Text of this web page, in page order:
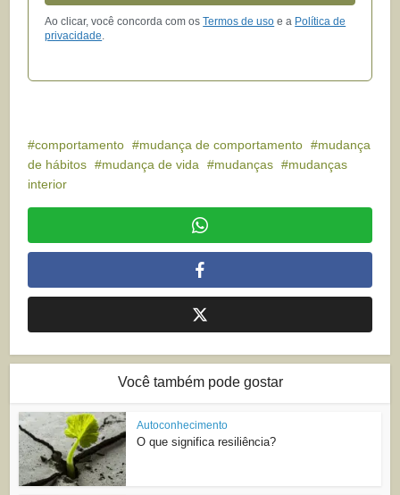
Ao clicar, você concorda com osTermos de uso e a Política de
privacidade
comportamento mudança de comportamento
mudança
de hábitos
mudança de vida mudanças
mudanças
interior
Você também pode gostar
Autoconhecimento
O que significa resiliência?